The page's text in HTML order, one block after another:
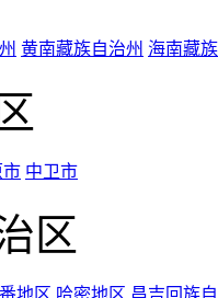
黄南藏族自治州 海南藏
市 中卫市
区
地区 哈密地区 昌吉回族